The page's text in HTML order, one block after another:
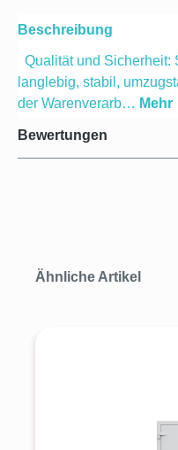
Beschreibung
Qualität und Sicherheit:
langlebig, stabil,
der Warenverarb… Mehr
Bewertungen
Produktgalerie
Ähnliche Artikel